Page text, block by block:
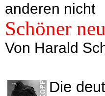
anderen nicht
Schöner
Von Harald
Die